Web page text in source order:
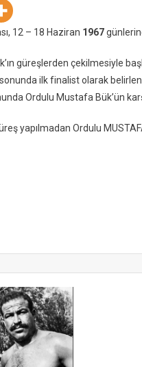
12 – 18 Haziran 1967
güreşlerden çekilmesiyle
ilk finalist olarak
Ordulu Mustafa Bük’ün
yapılmadan Ordulu